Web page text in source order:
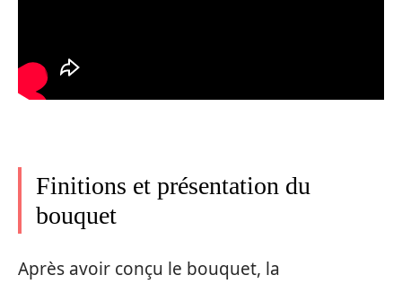
Finitions et présentation du
bouquet
Après avoir conçu le bouquet, la